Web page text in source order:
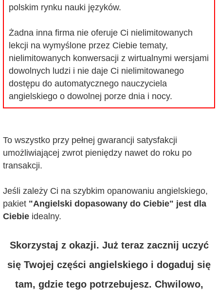
polskim rynku nauki języków.
Żadna inna firma nie oferuje Ci nielimitowanych
lekcji na wymyślone przez Ciebie tematy,
nielimitowanych konwersacji z wirtualnymi wersjami
dowolnych ludzi i nie daje Ci nielimitowanego
dostępu do automatycznego nauczyciela
angielskiego o dowolnej porze dnia i nocy.
To wszystko przy pełnej gwarancji satysfakcji
umożliwiającej zwrot pieniędzy nawet do roku po
transakcji.
Jeśli zależy Ci na szybkim opanowaniu angielskiego,
pakiet "Angielski dopasowany do Ciebie" jest dla
Ciebie idealny.
Skorzystaj z okazji. Już teraz zacznij uczyć
się Twojej części angielskiego i dogaduj się
tam, gdzie tego potrzebujesz. Chwilowo,